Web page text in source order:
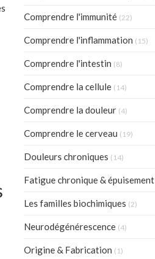
Comprendre l'immunité (22)
Comprendre l'inflammation (15)
Comprendre l'intestin (8)
Comprendre la cellule (14)
Comprendre la douleur (4)
Comprendre le cerveau (19)
Douleurs chroniques (14)
Fatigue chronique & épuisement
Les familles biochimiques (2)
Neurodégénérescence (4)
Origine & Fabrication (1)